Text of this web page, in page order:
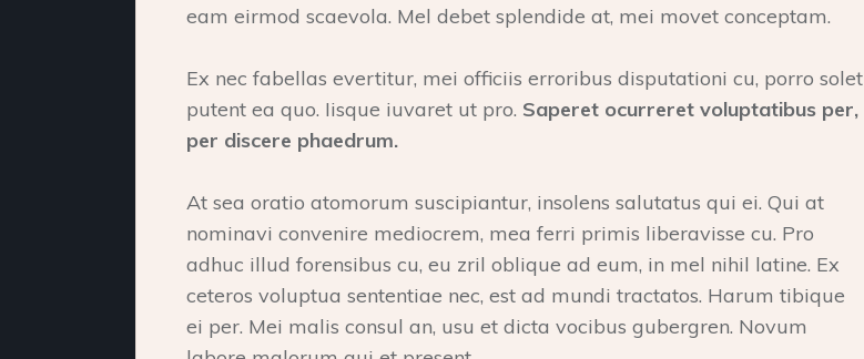
eam eirmod scaevola. Mel debet splendide at, mei movet conceptam.
Ex nec fabellas evertitur, mei officiis erroribus disputationi cu, porro solet
putent ea quo. Iisque iuvaret ut pro. Saperet ocurreret voluptatibus per,
per discere phaedrum.
At sea oratio atomorum suscipiantur, insolens salutatus qui ei. Qui at
nominavi convenire mediocrem, mea ferri primis liberavisse cu. Pro
adhuc illud forensibus cu, eu zril oblique ad eum, in mel nihil latine. Ex
ceteros voluptua sententiae nec, est ad mundi tractatos. Harum tibique
ei per. Mei malis consul an, usu et dicta vocibus gubergren. Novum